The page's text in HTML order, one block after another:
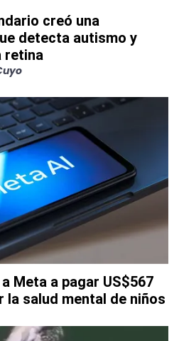
creó una
detecta autismo y
retina
Meta a pagar US$567
salud mental de niños